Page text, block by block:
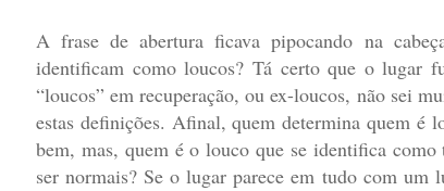
A frase de abertura ficava pipocando na
identificam como loucos? Tá certo que o lugar
“loucos” em recuperação, ou ex-loucos, não sei
estas definições. Afinal, quem determina quem é
bem, mas, quem é o louco que se identifica como
ser normais? Se o lugar parece em tudo com um